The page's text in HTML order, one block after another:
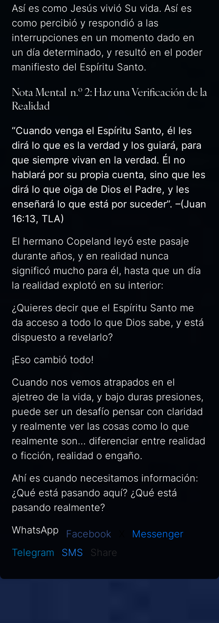
Así es como Jesús vivió Su vida. Así es
como percibió y respondió a las
interrupciones en un momento dado en
un día determinado, y resultó en el poder
manifiesto del Espíritu Santo.
Nota Mental n.º 2: Haz una Verificación de la
Realidad
“Cuando venga el Espíritu Santo, él les
dirá lo que es la verdad y los guiará, para
que siempre vivan en la verdad. Él no
hablará por su propia cuenta, sino que les
dirá lo que oiga de Dios el Padre, y les
enseñará lo que está por suceder”. –(Juan
16:13, TLA)
El hermano Copeland leyó este pasaje
durante años, y en realidad nunca
significó mucho para él, hasta que un día
la realidad explotó en su interior:
¿Quieres decir que el Espíritu Santo me
da acceso a todo lo que Dios sabe, y está
dispuesto a revelarlo?
¡Eso cambió todo!
Cuando nos vemos atrapados en el
ajetreo de la vida, y bajo duras presiones,
puede ser un desafío pensar con claridad
y realmente ver las cosas como lo que
realmente son… diferenciar entre realidad
o ficción, realidad o engaño.
Ahí es cuando necesitamos información:
¿Qué está pasando aquí? ¿Qué está
pasando realmente?
WhatsApp
Facebook
Messenger
Telegram
SMS Share